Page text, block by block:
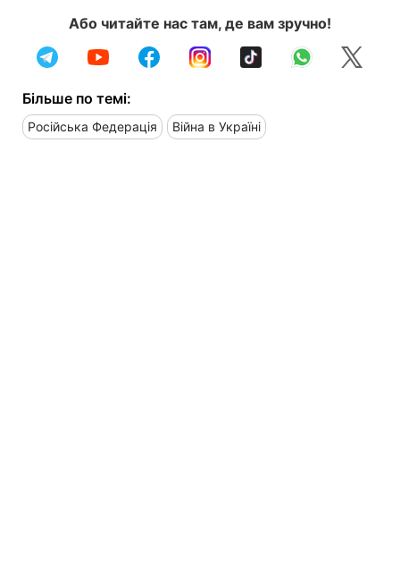
Або читайте нас там, де вам зручно!
Більше по темі:
Російська Федерація Війна в Україні